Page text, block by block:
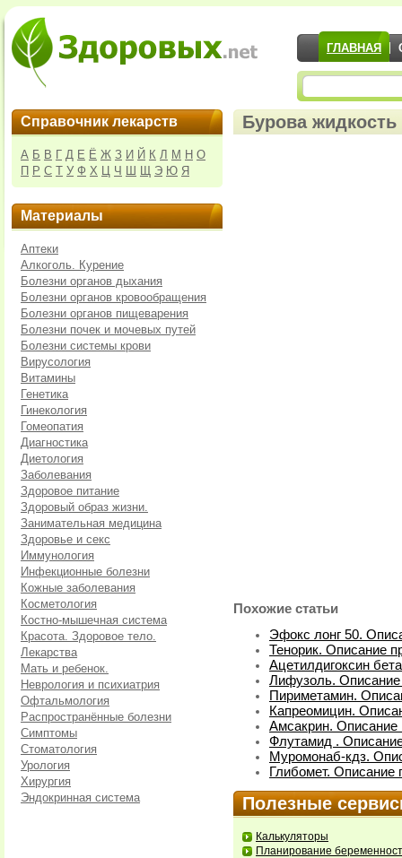
ГЛАВНАЯ
Справочник лекарств
А Б В Г Д Е Ё Ж З И Й К Л М Н О
П Р С Т У Ф Х Ц Ч Ш Щ Э Ю Я
Материалы
Аптеки
Алкоголь. Курение
Болезни органов дыхания
Болезни органов кровообращения
Болезни органов пищеварения
Болезни почек и мочевых путей
Болезни системы крови
Вирусология
Витамины
Генетика
Гинекология
Гомеопатия
Диагностика
Диетология
Заболевания
Здоровое питание
Здоровый образ жизни.
Занимательная медицина
Здоровье и секс
Иммунология
Инфекционные болезни
Кожные заболевания
Косметология
Костно-мышечная система
Красота. Здоровое тело.
Лекарства
Мать и ребенок.
Неврология и психиатрия
Офтальмология
Распространённые болезни
Симптомы
Стоматология
Урология
Хирургия
Эндокринная система
Бурова
Похожие статьи
Эфокс лонг 50.
Тенорик. Описание
Ацетилдигоксин
Лифузоль. Описание
Пириметамин.
Капреомицин.
Амсакрин. Описание
Флутамид .
Муромонаб-кдз.
Глибомет. Описание
Полезные
Калькуляторы
Планирование